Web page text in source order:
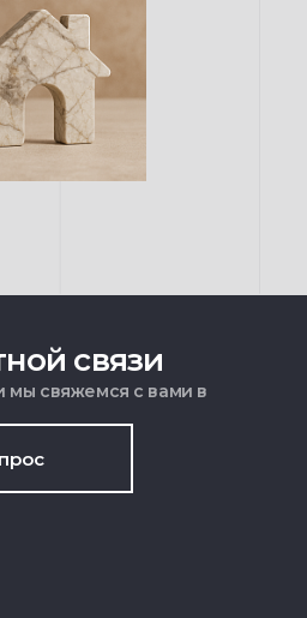
связи
мы свяжемся с вами в